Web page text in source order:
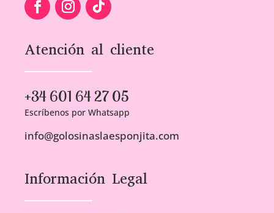
Atención al cliente
+34 601 64 27 05
Escríbenos por Whatsapp
info@golosinaslaesponjita.com
Información Legal